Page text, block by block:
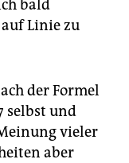
bald
Linie zu
der Formel
selbst und
vieler
aber